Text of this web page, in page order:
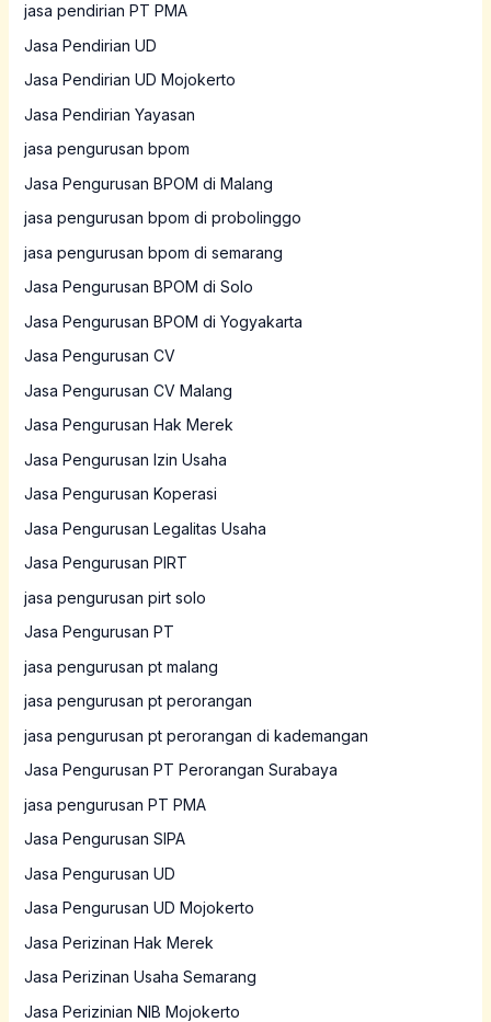
jasa pendirian PT PMA
Jasa Pendirian UD
Jasa Pendirian UD Mojokerto
Jasa Pendirian Yayasan
jasa pengurusan bpom
Jasa Pengurusan BPOM di Malang
jasa pengurusan bpom di probolinggo
jasa pengurusan bpom di semarang
Jasa Pengurusan BPOM di Solo
Jasa Pengurusan BPOM di Yogyakarta
Jasa Pengurusan CV
Jasa Pengurusan CV Malang
Jasa Pengurusan Hak Merek
Jasa Pengurusan Izin Usaha
Jasa Pengurusan Koperasi
Jasa Pengurusan Legalitas Usaha
Jasa Pengurusan PIRT
jasa pengurusan pirt solo
Jasa Pengurusan PT
jasa pengurusan pt malang
jasa pengurusan pt perorangan
jasa pengurusan pt perorangan di kademangan
Jasa Pengurusan PT Perorangan Surabaya
jasa pengurusan PT PMA
Jasa Pengurusan SIPA
Jasa Pengurusan UD
Jasa Pengurusan UD Mojokerto
Jasa Perizinan Hak Merek
Jasa Perizinan Usaha Semarang
Jasa Perizinian NIB Mojokerto